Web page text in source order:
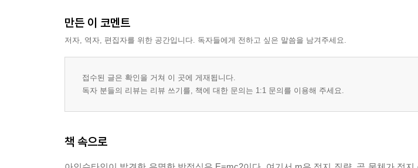
만든 이 코멘트
저자, 역자, 편집자를 위한 공간입니다. 독자들에게 전하고 싶은 말씀을 남겨주세요.
접수된 글은 확인을 거쳐 이 곳에 게재됩니다.
독자 분들의 리뷰는 리뷰 쓰기를, 책에 대한 문의는 1:1 문의를 이용해 주세요.
책 속으로